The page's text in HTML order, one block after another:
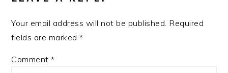
Your email address will not be published. Required
fields are marked*
Comment*